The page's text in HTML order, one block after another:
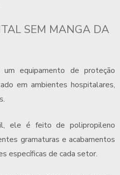
SEM MANGA DA
equipamento de proteção
em ambientes hospitalares,
ele é feito de polipropileno
gramaturas e acabamentos
específicas de cada setor.